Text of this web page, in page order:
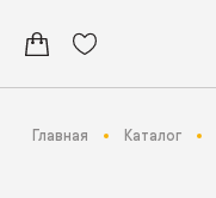
Главная Каталог